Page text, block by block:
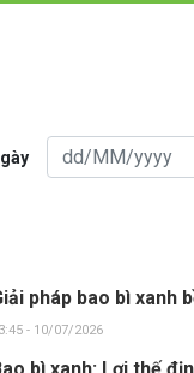
pháp bao bì xanh
- 10/07/2026